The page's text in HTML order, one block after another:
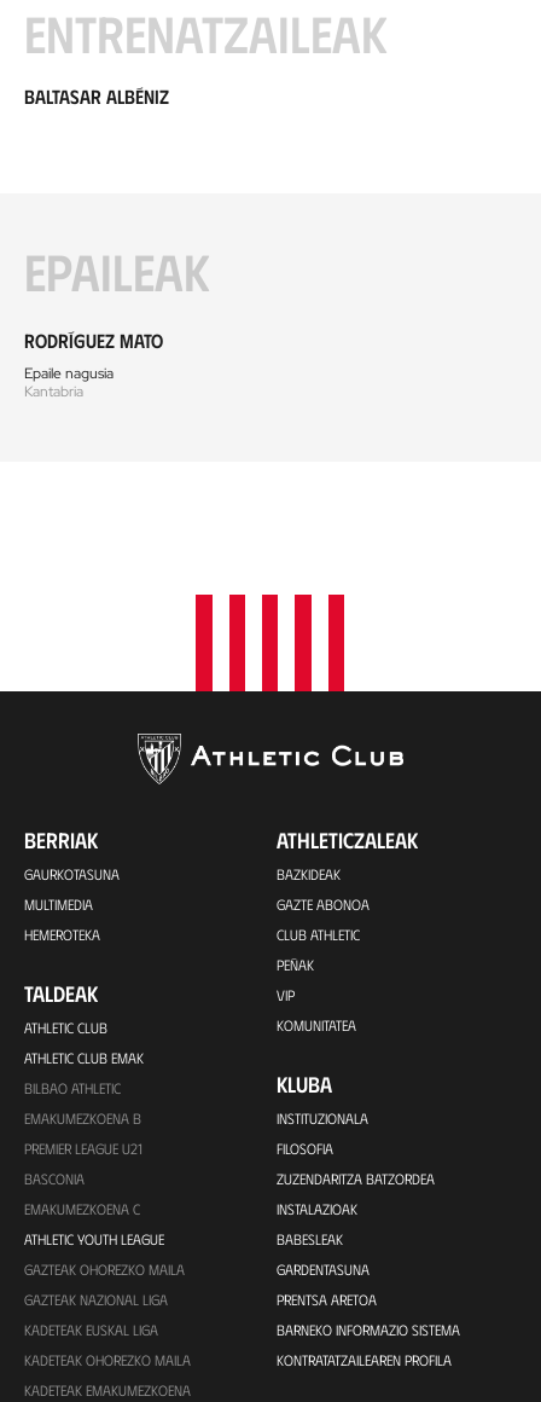
Entrenatzaileak
Baltasar Albéniz
Epaileak
Rodríguez Mato
Epaile nagusia
Kantabria
BERRIAK
GAURKOTASUNA
MULTIMEDIA
HEMEROTEKA
TALDEAK
ATHLETIC CLUB
ATHLETIC CLUB EMAK
BILBAO ATHLETIC
EMAKUMEZKOENA B
PREMIER LEAGUE U21
BASCONIA
EMAKUMEZKOENA C
ATHLETIC YOUTH LEAGUE
GAZTEAK OHOREZKO MAILA
GAZTEAK NAZIONAL LIGA
KADETEAK EUSKAL LIGA
KADETEAK OHOREZKO MAILA
KADETEAK EMAKUMEZKOENA
ATHLETICZALEAK
BAZKIDEAK
GAZTE ABONOA
CLUB ATHLETIC
PEÑAK
VIP
KOMUNITATEA
KLUBA
INSTITUZIONALA
FILOSOFIA
ZUZENDARITZA BATZORDEA
INSTALAZIOAK
BABESLEAK
GARDENTASUNA
PRENTSA ARETOA
BARNEKO INFORMAZIO SISTEMA
KONTRATATZAILEAREN PROFILA